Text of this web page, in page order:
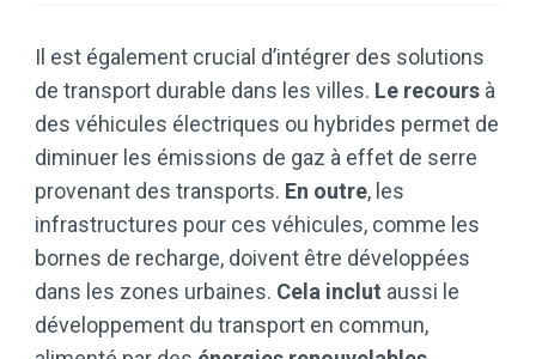
Il est également crucial d’intégrer des solutions
de transport durable dans les villes. Le recours à
des véhicules électriques ou hybrides permet de
diminuer les émissions de gaz à effet de serre
provenant des transports. En outre, les
infrastructures pour ces véhicules, comme les
bornes de recharge, doivent être développées
dans les zones urbaines. Cela inclut aussi le
développement du transport en commun,